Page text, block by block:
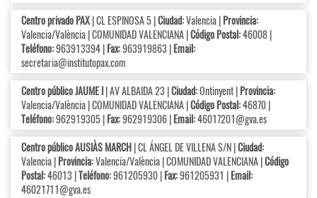
Centro privado PAX| CL ESPINOSA 5 |Ciudad:Valencia |Provincia:
Valencia/València | COMUNIDAD VALENCIANA |Código Postal:46008 |
Teléfono:963913394 |Fax:963919863 |Email:
secretaria@institutopax.com
Centro público JAUME I| AV ALBAIDA 23 |Ciudad:Ontinyent |Provincia:
Valencia/València | COMUNIDAD VALENCIANA |Código Postal:46870 |
Teléfono:962919305 |Fax:962919306 |Email:46017201@gva.es
Centro público AUSIÀS MARCH| CL ÁNGEL DE VILLENA S/N |Ciudad:
Valencia |Provincia:Valencia/València | COMUNIDAD VALENCIANA |Código
Postal:46013 |Teléfono:961205930 |Fax:961205931 |Email:
46021711@gva.es